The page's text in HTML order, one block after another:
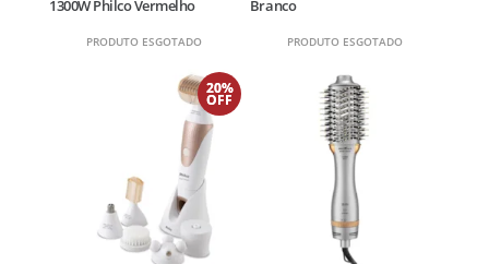
1300W Philco Vermelho
PRODUTO ESGOTADO
Branco
PRODUTO ESGOTADO
20%
OFF